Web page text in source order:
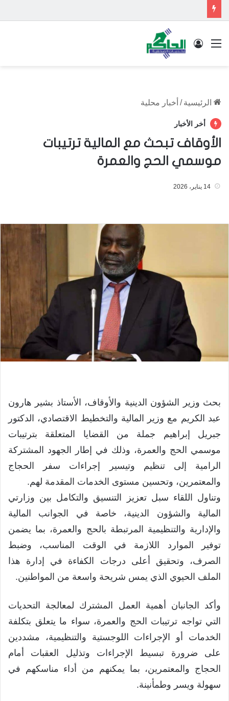
القائمة تسجيل الدخول
الرئيسية / أخبار محلية
أخر الأخبار
الأوقاف تبحث مع المالية ترتيبات
موسمي الحج والعمرة
14 يناير، 2026
بحث وزير الشؤون الدينية والأوقاف، الأستاذ بشير هارون
عبد الكريم مع وزير المالية والتخطيط الاقتصادي، الدكتور
جبريل إبراهيم جملة من القضايا المتعلقة بترتيبات
موسمي الحج والعمرة، وذلك في إطار الجهود المشتركة
الرامية إلى تنظيم وتيسير إجراءات سفر الحجاج
والمعتمرين، وتحسين مستوى الخدمات المقدمة لهم.
وتناول اللقاء سبل تعزيز التنسيق والتكامل بين وزارتي
المالية والشؤون الدينية، خاصة في الجوانب المالية
والإدارية والتنظيمية المرتبطة بالحج والعمرة، بما يضمن
توفير الموارد اللازمة في الوقت المناسب، وضبط
الصرف، وتحقيق أعلى درجات الكفاءة في إدارة هذا
الملف الحيوي الذي يمس شريحة واسعة من المواطنين.
وأكد الجانبان أهمية العمل المشترك لمعالجة التحديات
التي تواجه ترتيبات الحج والعمرة، سواء ما يتعلق بتكلفة
الخدمات أو الإجراءات اللوجستية والتنظيمية، مشددين
على ضرورة تبسيط الإجراءات وتذليل العقبات أمام
الحجاج والمعتمرين، بما يمكنهم من أداء مناسكهم في
سهولة ويسر وطمأنينة.